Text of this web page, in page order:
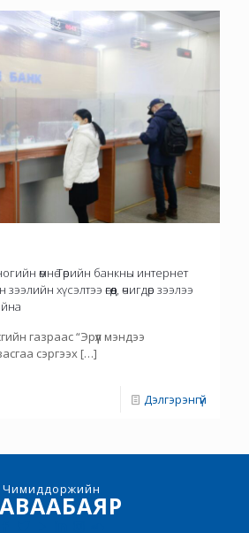
өмнө Төрийн банкны интернет
хүсэлтээ өгөөд, өчигдөр зээлээ
газраас “Эрүүл мэндээ
сэргээх […]
Дэлгэрэнгүй
Чимиддоржийн